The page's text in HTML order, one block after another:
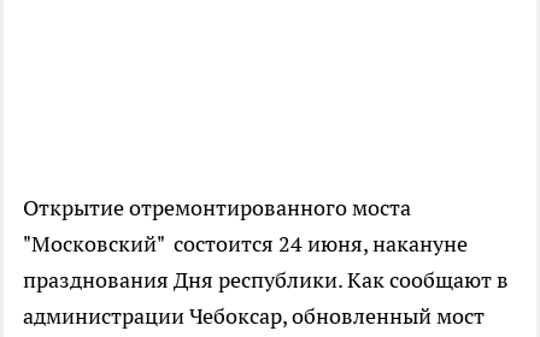
Открытие отремонтированного моста
"Московский" состоится 24 июня, накануне
празднования Дня республики. Как сообщают в
администрации Чебоксар, обновленный мост